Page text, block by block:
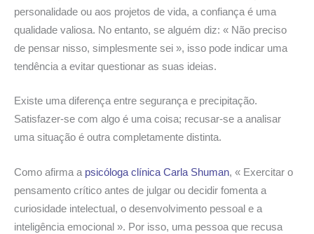
personalidade ou aos projetos de vida, a confiança é uma
qualidade valiosa. No entanto, se alguém diz: « Não preciso
de pensar nisso, simplesmente sei », isso pode indicar uma
tendência a evitar questionar as suas ideias.
Existe uma diferença entre segurança e precipitação.
Satisfazer-se com algo é uma coisa; recusar-se a analisar
uma situação é outra completamente distinta.
Como afirma a psicóloga clínica Carla Shuman, « Exercitar o
pensamento crítico antes de julgar ou decidir fomenta a
curiosidade intelectual, o desenvolvimento pessoal e a
inteligência emocional ». Por isso, uma pessoa que recusa